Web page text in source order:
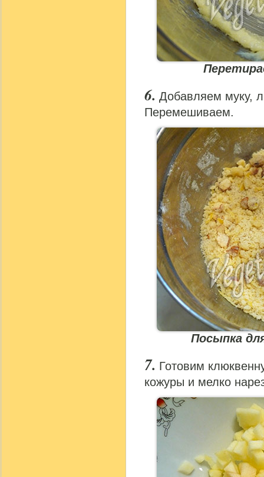
Добавляем муку,
Перемешиваем.
Посыпка
Готовим
кожуры и мелко